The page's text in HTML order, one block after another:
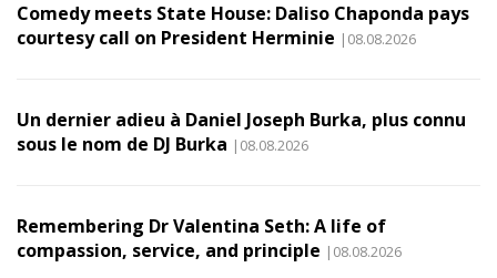
Comedy meets State House: Daliso Chaponda pays
courtesy call on President Herminie |08.08.2026
Un dernier adieu à Daniel Joseph Burka, plus connu
sous le nom de DJ Burka |08.08.2026
Remembering Dr Valentina Seth: A life of
compassion, service, and principle |08.08.2026